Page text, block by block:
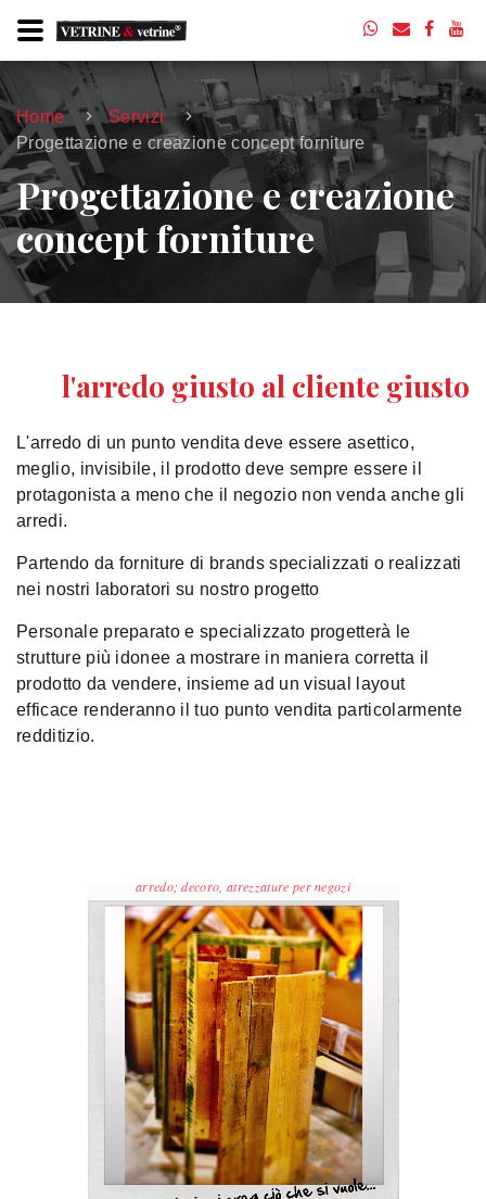
Home
Servizi
Progettazione e creazione concept forniture
Progettazione e creazione
concept forniture
l'arredo giusto al cliente giusto
L'arredo di un punto vendita deve essere asettico,
meglio, invisibile, il prodotto deve sempre essere il
protagonista a meno che il negozio non venda anche gli
arredi.
Partendo da forniture di brands specializzati o realizzati
nei nostri laboratori su nostro progetto
Personale preparato e specializzato progetterà le
strutture più idonee a mostrare in maniera corretta il
prodotto da vendere, insieme ad un visual layout
efficace renderanno il tuo punto vendita particolarmente
redditizio.
arredo; decoro, atrezzature per negozi